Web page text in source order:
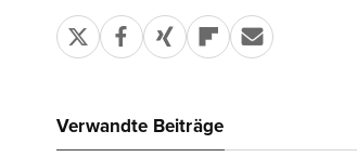
Verwandte Beiträge